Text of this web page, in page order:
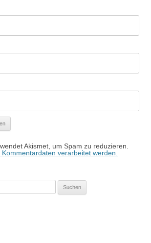
Akismet, um Spam zu reduzieren.
verarbeitet werden.